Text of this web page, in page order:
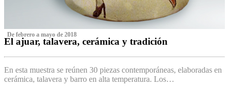
‌ De febrero a mayo de 2018
El ajuar, talavera, cerámica y tradición
En esta muestra se reúnen 30 piezas contemporáneas, elaboradas en
cerámica, talavera y barro en alta temperatura. Los…